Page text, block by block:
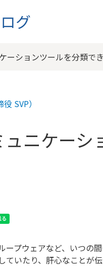
グ
ーションツールを分類で
SVP）
ニケーシ
ープウェアなど、いつの
ていたり、肝心なことが